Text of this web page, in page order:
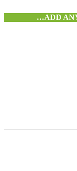
ADD